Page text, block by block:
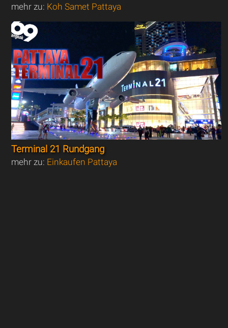
mehr zu: Koh Samet Pattaya
Terminal 21 Rundgang
mehr zu: Einkaufen Pattaya